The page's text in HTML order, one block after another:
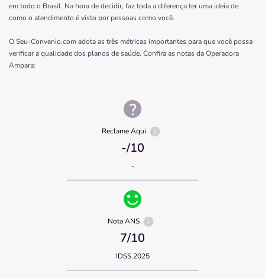
em todo o Brasil. Na hora de decidir, faz toda a diferença ter uma ideia de
como o atendimento é visto por pessoas como você.
O Seu-Convenio.com adota as três métricas importantes para que você possa
verificar a qualidade dos planos de saúde. Confira as notas da Operadora
Ampara:
Reclame Aqui
-/10
-
Nota ANS
7/10
IDSS 2025